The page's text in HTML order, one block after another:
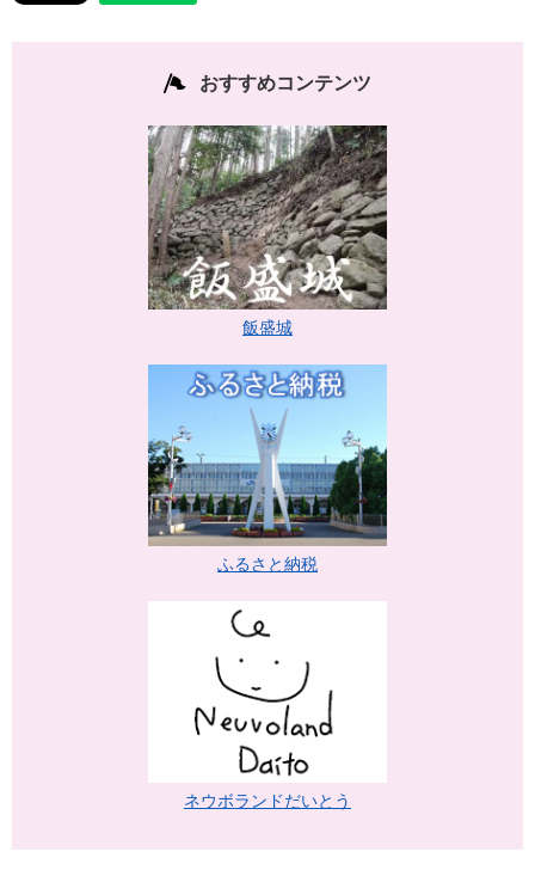
おすすめコンテンツ
飯盛城
ふるさと納税
ネウボランドだいとう